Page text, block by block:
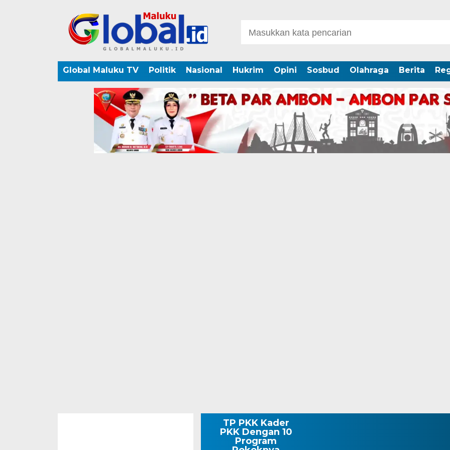
Global Maluku TV Politik Nasional Hukrim Opini Sosbud Olahraga Berita
TP PKK Kader
PKK Dengan 10
Program